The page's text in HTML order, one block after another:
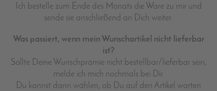
Ich bestelle zum Ende des Monats die Ware zu mir und
sende sie anschließend an Dich weiter.
Was passiert, wenn mein Wunschartikel nicht lieferbar
ist?
Sollte Deine Wunschprämie nicht bestellbar/lieferbar sein,
melde ich mich nochmals bei Dir.
Du kannst dann wählen, ob Du auf den Artikel warten